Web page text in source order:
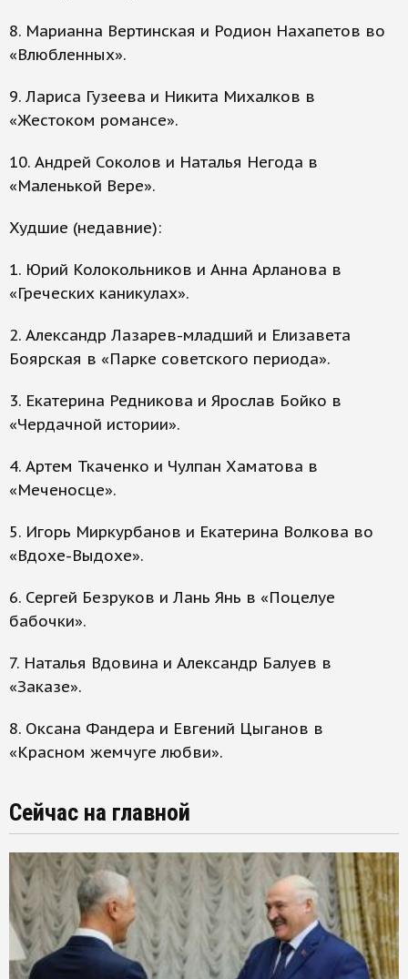
8. Марианна Вертинская и Родион Нахапетов во
«Влюбленных».
9. Лариса Гузеева и Никита Михалков в
«Жестоком романсе».
10. Андрей Соколов и Наталья Негода в
«Маленькой Вере».
Худшие (недавние):
1. Юрий Колокольников и Анна Арланова в
«Греческих каникулах».
2. Александр Лазарев-младший и Елизавета
Боярская в «Парке советского периода».
3. Екатерина Редникова и Ярослав Бойко в
«Чердачной истории».
4. Артем Ткаченко и Чулпан Хаматова в
«Меченосце».
5. Игорь Миркурбанов и Екатерина Волкова во
«Вдохе-Выдохе».
6. Сергей Безруков и Лань Янь в «Поцелуе
бабочки».
7. Наталья Вдовина и Александр Балуев в
«Заказе».
8. Оксана Фандера и Евгений Цыганов в
«Красном жемчуге любви».
Сейчас на главной